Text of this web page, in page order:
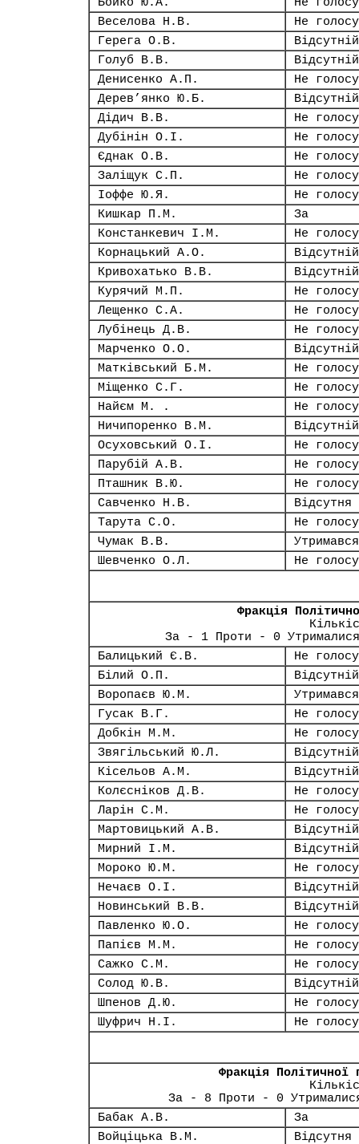
Веселова Н.В.
Не
Герега О.В.
Відсутній
Голуб В.В.
Відсутній
Денисенко А.П.
Не
Дерев’янко Ю.Б.
Відсутній
Дідич В.В.
Не
Дубінін О.І.
Не
Єднак О.В.
Не
Заліщук С.П.
Не
Іоффе Ю.Я.
Не
Кишкар П.М.
За
Констанкевич І.М.
Не
Корнацький А.О.
Відсутній
Кривохатько В.В.
Відсутній
Курячий М.П.
Не
Лещенко С.А.
Не
Лубінець Д.В.
Не
Марченко О.О.
Відсутній
Матківський Б.М.
Не
Міщенко С.Г.
Не
Найєм М. .
Не
Ничипоренко В.М.
Відсутній
Осуховський О.І.
Не
Парубій А.В.
Не
Пташник В.Ю.
Не
Савченко Н.В.
Відсутня
Тарута С.О.
Не
Чумак В.В.
Утримався
Шевченко О.Л.
Не
Фракція
За - 1 Проти - 0
Балицький Є.В.
Не
Білий О.П.
Відсутній
Воропаєв Ю.М.
Утримався
Гусак В.Г.
Не
Добкін М.М.
Не
Звягільський Ю.Л.
Відсутній
Кісельов А.М.
Відсутній
Колєсніков Д.В.
Не
Ларін С.М.
Не
Мартовицький А.В.
Відсутній
Мирний І.М.
Відсутній
Мороко Ю.М.
Не
Нечаєв О.І.
Відсутній
Новинський В.В.
Відсутній
Павленко Ю.О.
Не
Папієв М.М.
Не
Сажко С.М.
Не
Солод Ю.В.
Відсутній
Шпенов Д.Ю.
Не
Шуфрич Н.І.
Не
Фракція Політичної
За - 8 Проти - 0
Бабак А.В.
За
Войціцька В.М.
Відсутня